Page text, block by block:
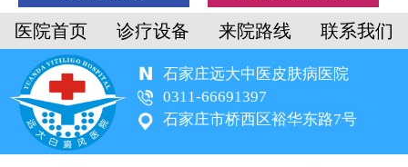
医院首页 诊疗设备 来院路线 联系我们
石家庄远大中医皮肤病医院
0311-66691397
石家庄市桥西区裕华东路7号